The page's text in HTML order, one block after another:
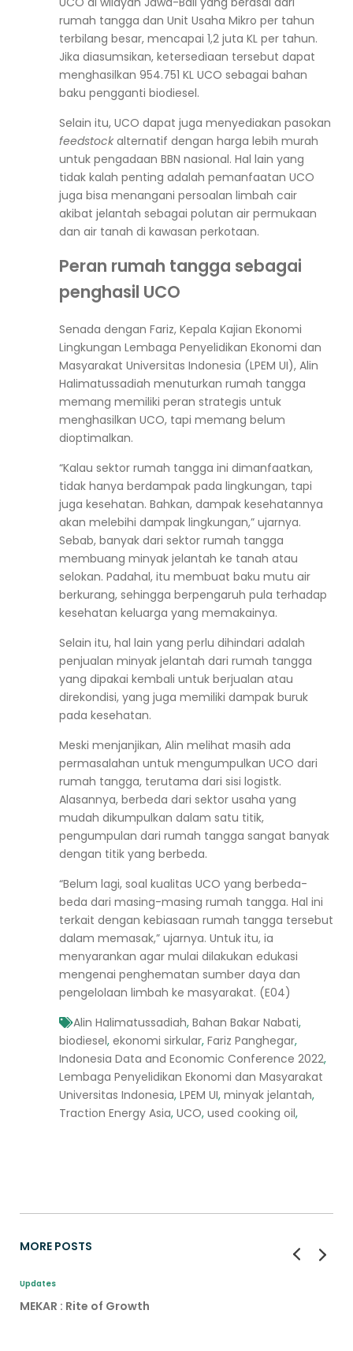
rumah tangga dan Unit Usaha Mikro per tahun
terbilang besar, mencapai 1,2 juta KL per tahun.
Jika diasumsikan, ketersediaan tersebut dapat
menghasilkan 954.751 KL UCO sebagai bahan
baku pengganti biodiesel.
Selain itu, UCO dapat juga menyediakan pasokan
feedstockalternatif dengan harga lebih murah
untuk pengadaan BBN nasional. Hal lain yang
tidak kalah penting adalah pemanfaatan UCO
juga bisa menangani persoalan limbah cair
akibat jelantah sebagai polutan air permukaan
dan air tanah di kawasan perkotaan.
Peran rumah tangga sebagai
penghasil UCO
Senada dengan Fariz, Kepala Kajian Ekonomi
Lingkungan Lembaga Penyelidikan Ekonomi dan
Masyarakat Universitas Indonesia (LPEM UI), Alin
Halimatussadiah menuturkan rumah tangga
memang memiliki peran strategis untuk
menghasilkan UCO, tapi memang belum
dioptimalkan.
“Kalau sektor rumah tangga ini dimanfaatkan,
tidak hanya berdampak pada lingkungan, tapi
juga kesehatan. Bahkan, dampak kesehatannya
akan melebihi dampak lingkungan,” ujarnya.
Sebab, banyak dari sektor rumah tangga
membuang minyak jelantah ke tanah atau
selokan. Padahal, itu membuat baku mutu air
berkurang, sehingga berpengaruh pula terhadap
kesehatan keluarga yang memakainya.
Selain itu, hal lain yang perlu dihindari adalah
penjualan minyak jelantah dari rumah tangga
yang dipakai kembali untuk berjualan atau
direkondisi, yang juga memiliki dampak buruk
pada kesehatan.
Meski menjanjikan, Alin melihat masih ada
permasalahan untuk mengumpulkan UCO dari
rumah tangga, terutama dari sisi logistk.
Alasannya, berbeda dari sektor usaha yang
mudah dikumpulkan dalam satu titik,
pengumpulan dari rumah tangga sangat banyak
dengan titik yang berbeda.
“Belum lagi, soal kualitas UCO yang berbeda-
beda dari masing-masing rumah tangga. Hal ini
terkait dengan kebiasaan rumah tangga tersebut
dalam memasak,” ujarnya. Untuk itu, ia
menyarankan agar mulai dilakukan edukasi
mengenai penghematan sumber daya dan
pengelolaan limbah ke masyarakat. (E04)
Alin Halimatussadiah, Bahan Bakar Nabati,
biodiesel, ekonomi sirkular, Fariz Panghegar,
Indonesia Data and Economic Conference 2022,
Lembaga Penyelidikan Ekonomi dan Masyarakat
Universitas Indonesia, LPEM UI, minyak jelantah,
Traction Energy Asia, UCO, used cooking oil,
MORE POSTS
Updates
MEKAR : Rite of Growth